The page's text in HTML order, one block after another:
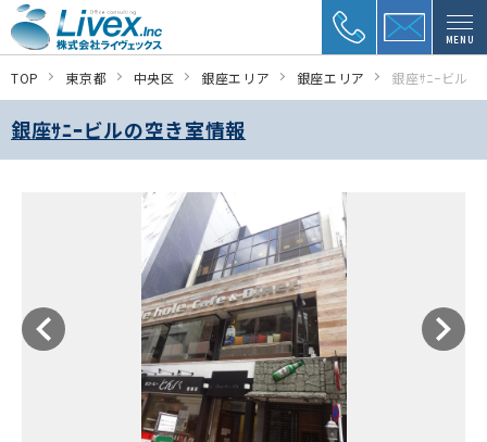
MENU
TOP 東京都 中央区 銀座エリア 銀座エリア 銀座ｻﾆｰビル
銀座ｻﾆｰビルの空き室情報